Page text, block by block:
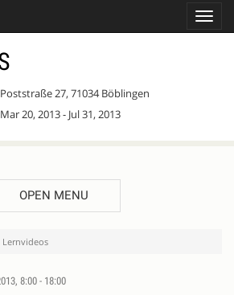
27, 71034 Böblingen
20, 2013 - Jul 31, 2013
OPEN MENU
Lernvideos
8:00 - 18:00